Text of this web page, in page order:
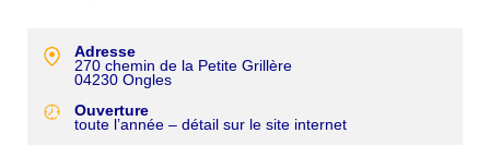
Adresse
270 chemin de la Petite Grillère
04230 Ongles
Ouverture
toute l’année – détail sur le site internet